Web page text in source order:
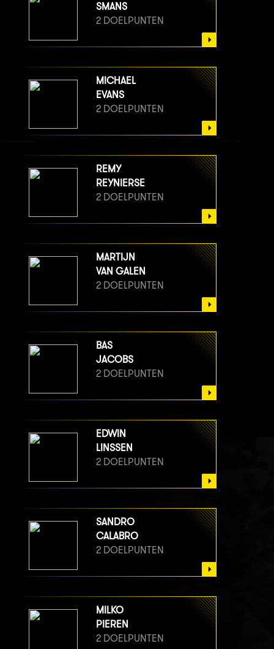
SMANS
2 DOELPUNTEN
MICHAEL
EVANS
2 DOELPUNTEN
REMY
REYNIERSE
2 DOELPUNTEN
MARTIJN
VAN GALEN
2 DOELPUNTEN
BAS
JACOBS
2 DOELPUNTEN
EDWIN
LINSSEN
2 DOELPUNTEN
SANDRO
CALABRO
2 DOELPUNTEN
MILKO
PIEREN
2 DOELPUNTEN